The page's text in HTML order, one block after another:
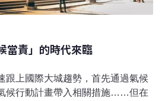
當責」的時代來臨
跟上國際大城趨勢，首先通過氣候
候行動計畫帶入相關措施……但在